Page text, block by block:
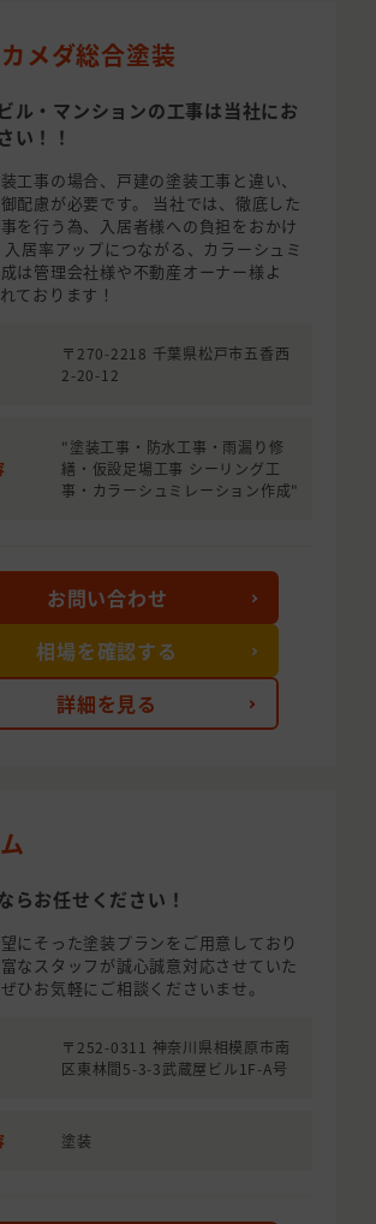
メダ総合塗装
ル・マンションの工事は当社にお
い！！
工事の場合、戸建の塗装工事と違い、
配慮が必要です。 当社では、徹底した
を行う為、入居者様への負担をおかけ
居率アップにつながる、カラーシュミ
は管理会社様や不動産オーナー様よ
ております！
〒270-2218 千葉県松戸市五香西
2-20-12
"塗装工事・防水工事・雨漏り修
繕・仮設足場工事 シーリング工
事・カラーシュミレーション作成"
詳細を見る
お問い合わせ
相場を確認する
らお任せください！
にそった塗装プランをご用意しており
なスタッフが誠心誠意対応させていた
ひお気軽にご相談くださいませ。
〒252-0311 神奈川県相模原市南
区東林間5-3-3武蔵屋ビル1F-A号
塗装